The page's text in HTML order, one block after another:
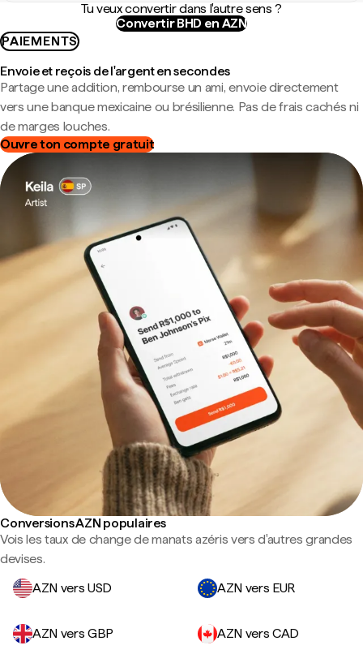
Tu veux convertir dans l'autre sens ?
Convertir BHD en AZN
PAIEMENTS
Envoie et reçois de l'argent en secondes
Partage une addition, rembourse un ami, envoie directement
vers une banque mexicaine ou brésilienne. Pas de frais cachés ni
de marges louches.
Ouvre ton compte gratuit
Conversions AZN populaires
Vois les taux de change de manats azéris vers d'autres grandes
devises.
AZN vers USD
AZN vers EUR
AZN vers GBP AZN vers CAD